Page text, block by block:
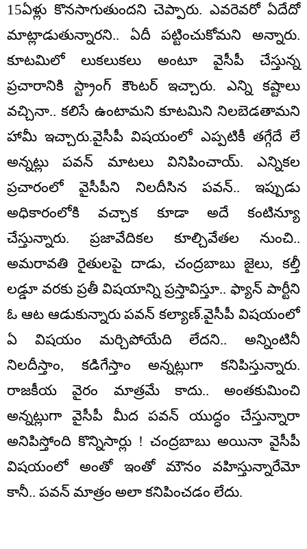
15ఏళ్లు కొనసాగుతుందని చెప్పారు. ఎవరెవరో ఏదేదో
మాట్లాడుతున్నారని.. ఏదీ పట్టించుకోమని అన్నారు.
కూటమిలో లుకలుకలు అంటూ వైసీపీ చేస్తున్న
ప్రచారానికి స్ట్రాంగ్ కౌంటర్ ఇచ్చారు. ఎన్ని కష్టాలు
వచ్చినా.. కలిసే ఉంటామని కూటమిని నిలబెడతామని
హామీ ఇచ్చారు.వైసీపీ విషయంలో ఎప్పటికీ తగ్గేదే లే
అన్నట్లు పవన్ మాటలు వినిపించాయ్. ఎన్నికల
ప్రచారంలో వైసీపీని నిలదీసిన పవన్.. ఇప్పుడు
అధికారంలోకి వచ్చాక కూడా అదే కంటిన్యూ
చేస్తున్నారు. ప్రజావేదికల కూల్చివేతల నుంచి..
అమరావతి రైతులపై దాడు, చంద్రబాబు జైలు, కల్తీ
లడ్డూ వరకు ప్రతీ విషయాన్ని ప్రస్తావిస్తూ.. ఫ్యాన్‌ పార్టీని
ఓ ఆట ఆడుకున్నారు పవన్ కల్యాణ్‌.వైసీపీ విషయంలో
ఏ విషయం మర్చిపోయేది లేదని.. అన్నింటినీ
నిలదీస్తాం, కడిగేస్తాం అన్నట్లుగా కనిపిస్తున్నారు.
రాజకీయ వైరం మాత్రమే కాదు.. అంతకుమించి
అన్నట్లుగా వైసీపీ మీద పవన్ యుద్ధం చేస్తున్నారా
అనిపిస్తోంది కొన్నిసార్లు ! చంద్రబాబు అయినా వైసీపీ
విషయంలో అంతో ఇంతో మౌనం వహిస్తున్నారేమో
కానీ.. పవన్ మాత్రం అలా కనిపించడం లేదు.